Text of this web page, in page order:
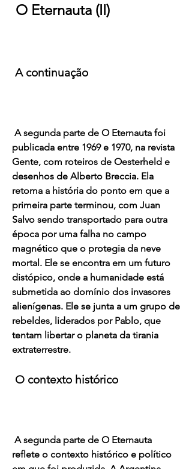
O Eternauta (II)
A continuação
publicada entre 1969 e 1970, na revista
Gente, com roteiros de Oesterheld e
desenhos de Alberto Breccia. Ela
retoma a história do ponto em que a
primeira parte terminou, com Juan
Salvo sendo transportado para outra
época por uma falha no campo
magnético que o protegia da neve
mortal. Ele se encontra em um futuro
distópico, onde a humanidade está
submetida ao domínio dos invasores
alienígenas. Ele se junta a um grupo de
rebeldes, liderados por Pablo, que
tentam libertar o planeta da tirania
extraterrestre.
O contexto histórico
reflete o contexto histórico e político